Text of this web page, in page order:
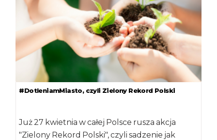
#DotleniamMiasto, czyli Zielony Rekord Polski
Już 27 kwietnia w całej Polsce rusza akcja
"Zielony Rekord Polski", czyli sadzenie jak